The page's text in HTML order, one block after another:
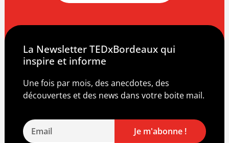
La Newsletter TEDxBordeaux qui
inspire et informe
Une fois par mois, des anecdotes, des
découvertes et des news dans votre boite mail.
Je m'abonne !